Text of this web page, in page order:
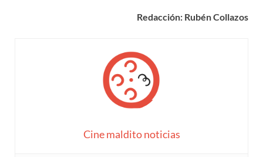
Redacción: Rubén Collazos
Cine maldito noticias